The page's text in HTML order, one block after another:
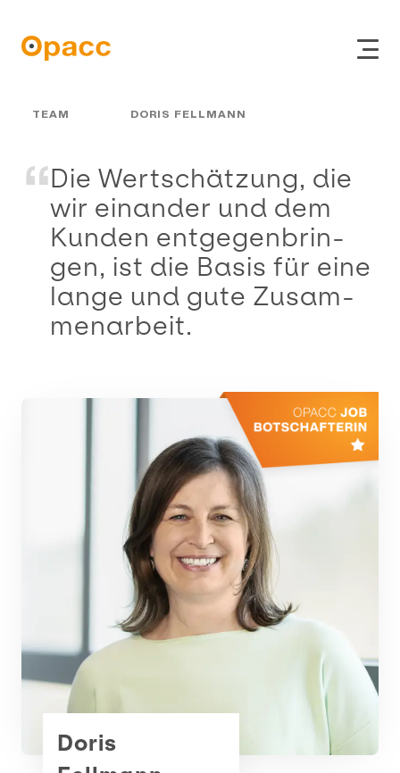
ERP
Online Shop
CRM
Projektmanagement
User Experience Design
Business Development
Opacc
Team
News
Events
TEAM DORIS FELLMANN
Die Wert­schät­zung, die
wir einander und dem
Kunden ent­ge­gen­brin­
gen, ist die Basis für eine
lange und gute Zu­sam­
men­ar­beit.
Doris